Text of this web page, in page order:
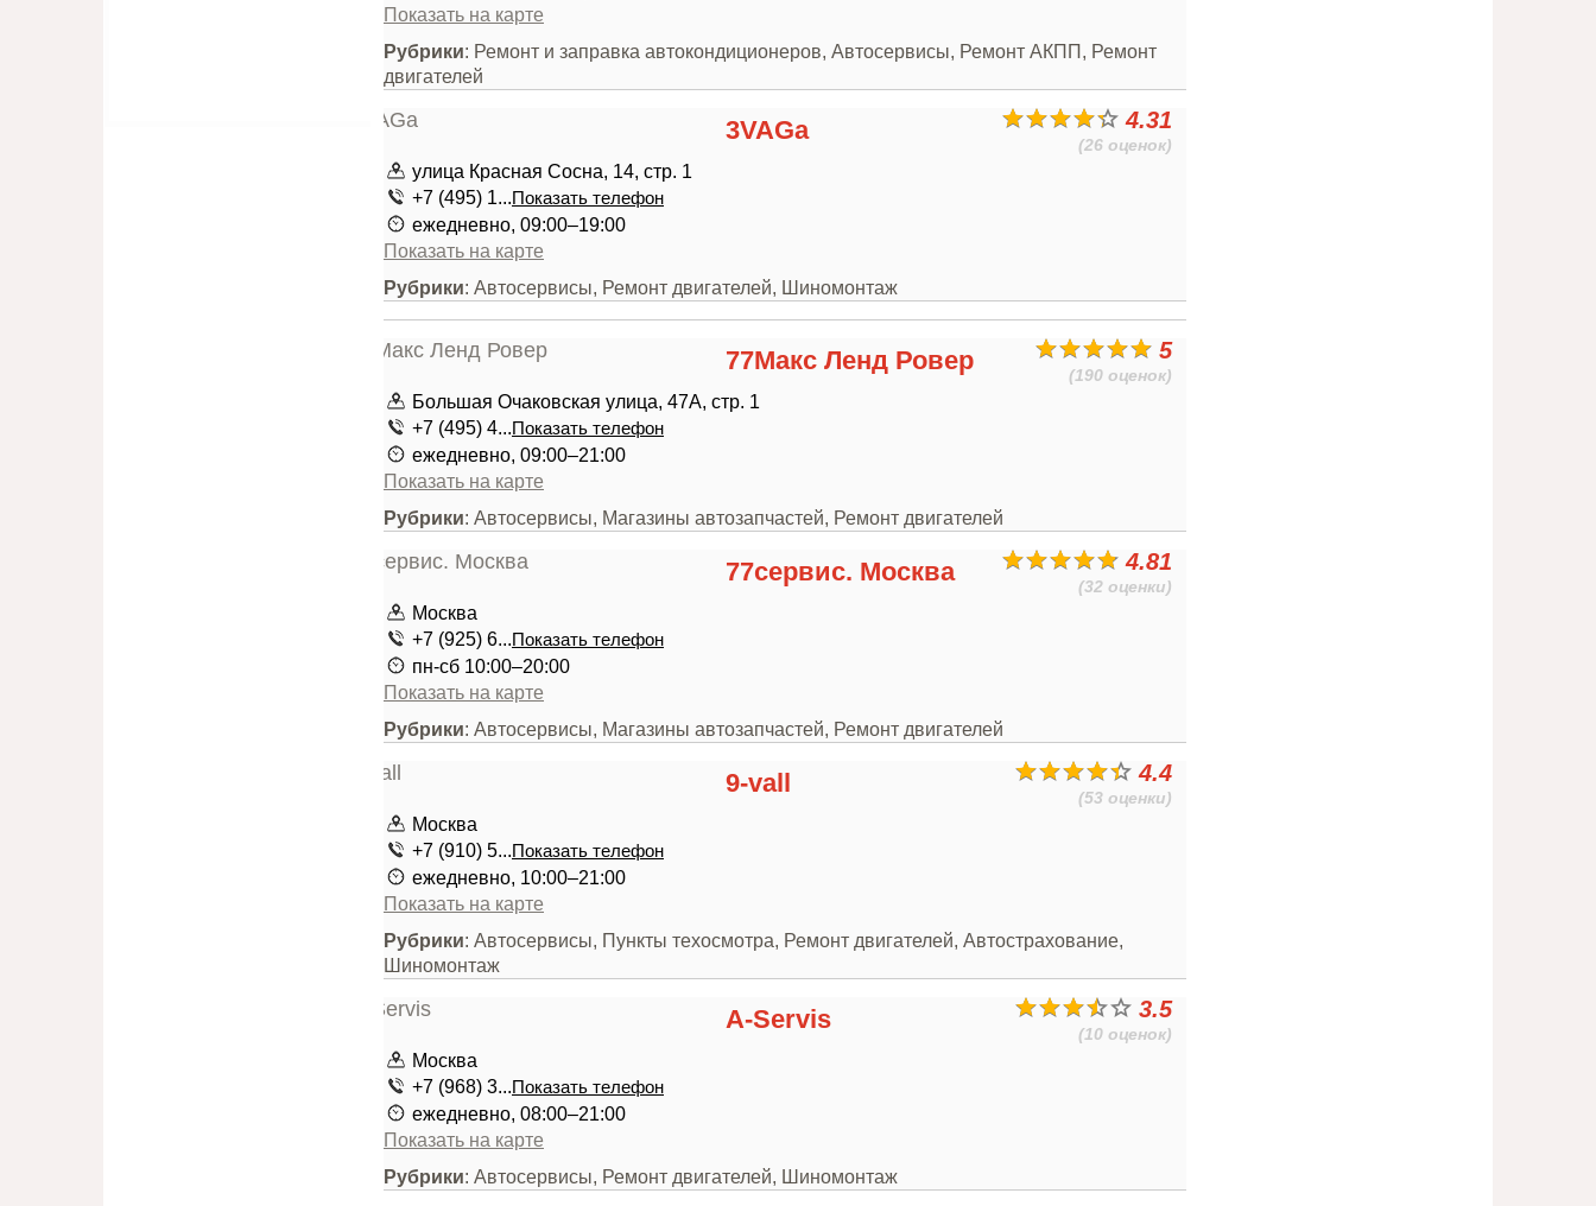
Показать на карте
Рубрики: Ремонт и заправка автокондиционеров, Автосервисы, Ремонт АКПП, Ремонт
двигателей
4.31
(26 оценок)
3VAGa
улица Красная Сосна, 14, стр. 1
+7 (495) 1...Показать телефон
ежедневно, 09:00–19:00
Показать на карте
Рубрики: Автосервисы, Ремонт двигателей, Шиномонтаж
5
(190 оценок)
77Макс Ленд Ровер
Большая Очаковская улица, 47А, стр. 1
+7 (495) 4...Показать телефон
ежедневно, 09:00–21:00
Показать на карте
Рубрики: Автосервисы, Магазины автозапчастей, Ремонт двигателей
4.81
(32 оценки)
77сервис. Москва
Москва
+7 (925) 6...Показать телефон
пн-сб 10:00–20:00
Показать на карте
Рубрики: Автосервисы, Магазины автозапчастей, Ремонт двигателей
4.4
(53 оценки)
9-vall
Москва
+7 (910) 5...Показать телефон
ежедневно, 10:00–21:00
Показать на карте
Рубрики: Автосервисы, Пункты техосмотра, Ремонт двигателей, Автострахование,
Шиномонтаж
3.5
(10 оценок)
A-Servis
Москва
+7 (968) 3...Показать телефон
ежедневно, 08:00–21:00
Показать на карте
Рубрики: Автосервисы, Ремонт двигателей, Шиномонтаж